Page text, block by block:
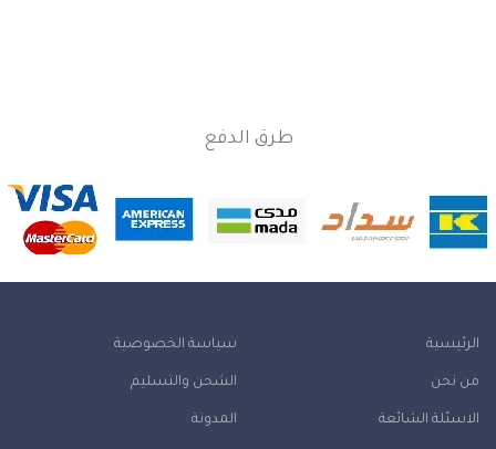
طرق الدفع
الرئيسية
من نحن
الاسئلة الشائعة
سياسة الخصوصية
الشحن والتسليم
المدونة